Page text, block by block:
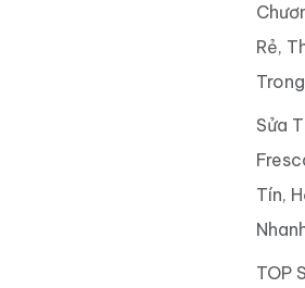
Rẻ,
Sửa
Tín,
TOP